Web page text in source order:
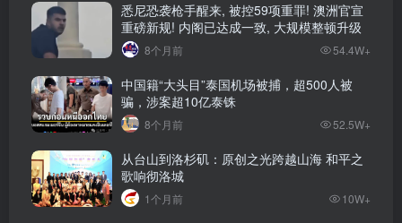
悉尼恐袭枪手醒来, 被控59项重罪! 澳洲官宣
重磅新规! 内阁已达成一致, 大规模整顿升级
8个月前 54.4W+
中国籍“大头目”泰国机场被捕，超500人被
骗，涉案超10亿泰铢
8个月前 52.5W+
从台山到洛杉矶：原创之光跨越山海 和平之
歌响彻洛城
1个月前 10W+